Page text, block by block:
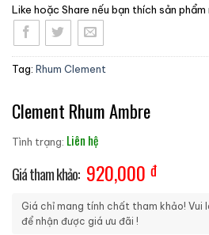
Like hoặc Share nếu bạn thích sản phẩm
Tag: Rhum Clement
Clement Rhum Ambre
Tình trạng: Liên hệ
920,000 đ
Giá chỉ mang tính chất tham khảo! Vui
để nhận được giá ưu đãi !